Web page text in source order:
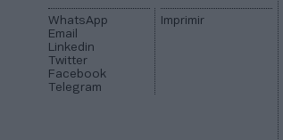
WhatsApp
Email
Linkedin
Twitter
Facebook
Telegram
Imprimir